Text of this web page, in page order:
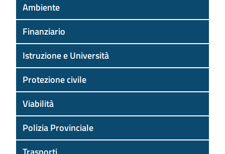
Ambiente
Finanziario
Istruzione e Università
Protezione civile
Viabilità
Polizia Provinciale